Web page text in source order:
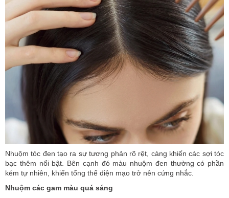
Nhuộm tóc đen tạo ra sự tương phản rõ rệt, càng khiến các sợi tóc
bạc thêm nổi bật. Bên cạnh đó màu nhuộm đen thường có phần
kém tự nhiên, khiến tổng thể diện mạo trở nên cứng nhắc.
Nhuộm các gam màu quá sáng